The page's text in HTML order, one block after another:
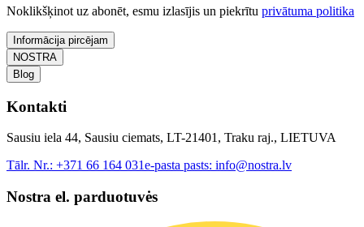
Noklikšķinot uz abonēt, esmu izlasījis un piekrītu privātuma politika
Informācija pircējam
NOSTRA
Blog
Kontakti
Sausiu iela 44, Sausiu ciemats, LT-21401, Traku raj., LIETUVA
Tālr. Nr.: +371 66 164 031e-pasta pasts: info@nostra.lv
Nostra el. parduotuvės